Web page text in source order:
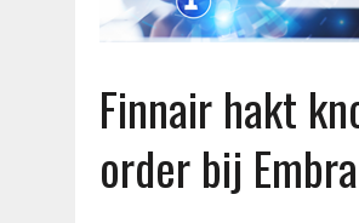
Finnair hakt
order bij